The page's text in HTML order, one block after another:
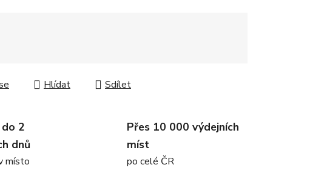
Hlídat Sdílet
2
dnů
místo
Přes 10 000 výdejních
míst
po celé ČR